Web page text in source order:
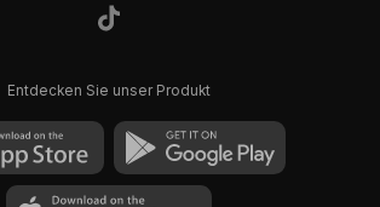
Entdecken Sie unser Produkt